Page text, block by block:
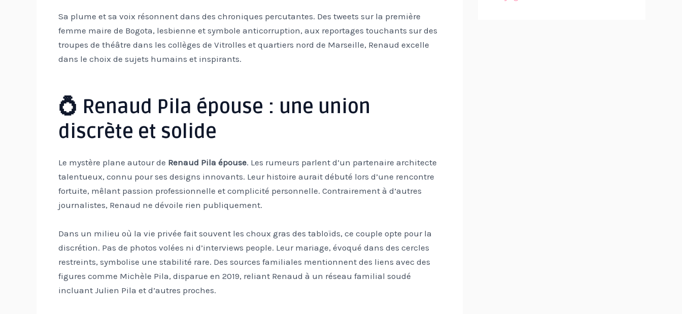
Sa plume et sa voix résonnent dans des chroniques percutantes. Des tweets sur la première
femme maire de Bogota, lesbienne et symbole anticorruption, aux reportages touchants sur des
troupes de théâtre dans les collèges de Vitrolles et quartiers nord de Marseille, Renaud excelle
dans le choix de sujets humains et inspirants.
💍 Renaud Pila épouse : une union
discrète et solide
Le mystère plane autour de Renaud Pila épouse. Les rumeurs parlent d’un partenaire architecte
talentueux, connu pour ses designs innovants. Leur histoire aurait débuté lors d’une rencontre
fortuite, mêlant passion professionnelle et complicité personnelle. Contrairement à d’autres
journalistes, Renaud ne dévoile rien publiquement.
Dans un milieu où la vie privée fait souvent les choux gras des tabloïds, ce couple opte pour la
discrétion. Pas de photos volées ni d’interviews people. Leur mariage, évoqué dans des cercles
restreints, symbolise une stabilité rare. Des sources familiales mentionnent des liens avec des
figures comme Michèle Pila, disparue en 2019, reliant Renaud à un réseau familial soudé
incluant Julien Pila et d’autres proches.